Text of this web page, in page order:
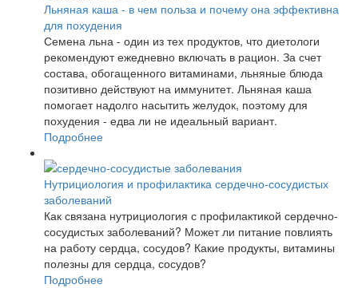
Льняная каша - в чем польза и почему она эффективна
для похудения
Семена льна - один из тех продуктов, что диетологи
рекомендуют ежедневно включать в рацион. За счет
состава, обогащенного витаминами, льняные блюда
позитивно действуют на иммунитет. Льняная каша
помогает надолго насытить желудок, поэтому для
похудения - едва ли не идеальный вариант.
Подробнее
Нутрициология и профилактика сердечно-сосудистых
заболеваний
Как связана нутрициология с профилактикой сердечно-
сосудистых заболеваний? Может ли питание повлиять
на работу сердца, сосудов? Какие продукты, витамины
полезны для сердца, сосудов?
Подробнее